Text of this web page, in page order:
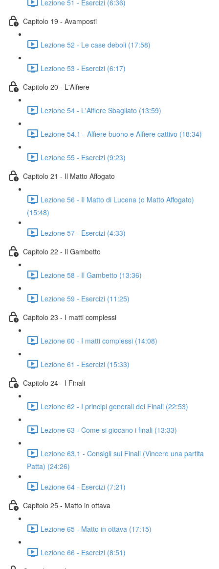
Lezione 51 - Esercizi (6:36)
Capitolo 19 - Avamposti
Lezione 52 - Le case deboli (17:58)
Lezione 53 - Esercizi (6:17)
Capitolo 20 - L'Alfiere
Lezione 54 - L'Alfiere Sbagliato (13:59)
Lezione 54.1 - Alfiere buono e Alfiere cattivo (18:34)
Lezione 55 - Esercizi (9:23)
Capitolo 21 - Il Matto Affogato
Lezione 56 - Il Matto di Lucena (o Matto Affogato)
(15:48)
Lezione 57 - Esercizi (4:33)
Capitolo 22 - Il Gambetto
Lezione 58 - Il Gambetto (13:36)
Lezione 59 - Esercizi (11:25)
Capitolo 23 - I matti complessi
Lezione 60 - I matti complessi (14:08)
Lezione 61 - Esercizi (15:33)
Capitolo 24 - I Finali
Lezione 62 - I principi generali dei Finali (22:53)
Lezione 63 - Come si giocano i finali (13:33)
Lezione 63.1 - Consigli sui Finali (Vincere una partita
Patta) (24:26)
Lezione 64 - Esercizi (7:21)
Capitolo 25 - Matto in ottava
Lezione 65 - Matto in ottava (17:15)
Lezione 66 - Esercizi (8:51)